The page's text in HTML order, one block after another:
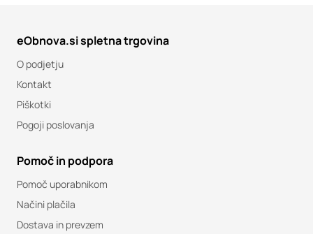
eObnova.si spletna trgovina
O podjetju
Kontakt
Piškotki
Pogoji poslovanja
Pomoč in podpora
Pomoč uporabnikom
Načini plačila
Dostava in prevzem